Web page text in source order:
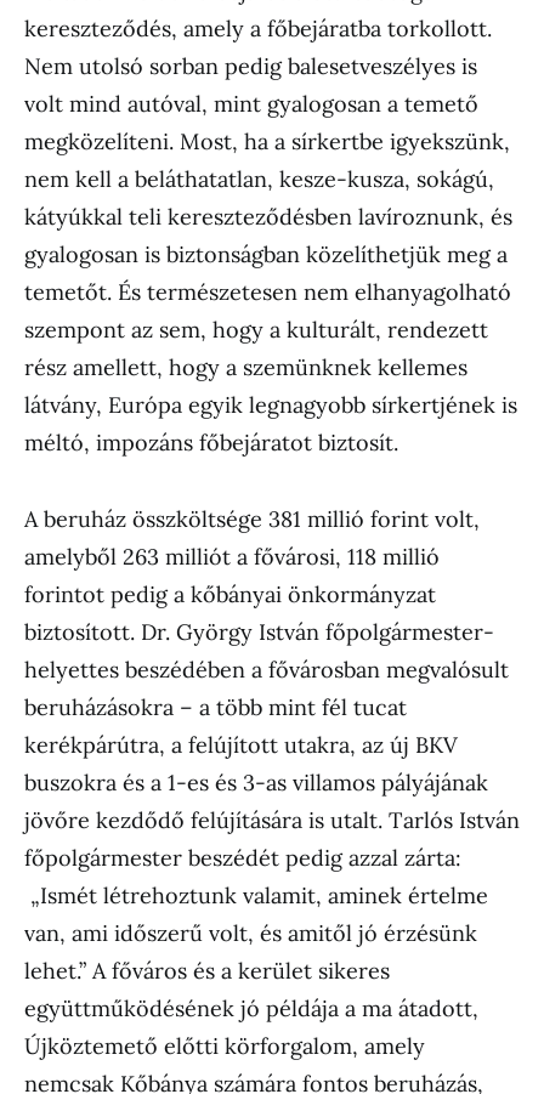
kereszteződés, amely a főbejáratba torkollott.
Nem utolsó sorban pedig balesetveszélyes is
volt mind autóval, mint gyalogosan a temető
megközelíteni. Most, ha a sírkertbe igyekszünk,
nem kell a beláthatatlan, kesze-kusza, sokágú,
kátyúkkal teli kereszteződésben lavíroznunk, és
gyalogosan is biztonságban közelíthetjük meg a
temetőt. És természetesen nem elhanyagolható
szempont az sem, hogy a kulturált, rendezett
rész amellett, hogy a szemünknek kellemes
látvány, Európa egyik legnagyobb sírkertjének is
méltó, impozáns főbejáratot biztosít.
A beruház összköltsége 381 millió forint volt,
amelyből 263 milliót a fővárosi, 118 millió
forintot pedig a kőbányai önkormányzat
biztosított. Dr. György István főpolgármester-
helyettes beszédében a fővárosban megvalósult
beruházásokra – a több mint fél tucat
kerékpárútra, a felújított utakra, az új BKV
buszokra és a 1-es és 3-as villamos pályájának
jövőre kezdődő felújítására is utalt. Tarlós István
főpolgármester beszédét pedig azzal zárta:
„Ismét létrehoztunk valamit, aminek értelme
van, ami időszerű volt, és amitől jó érzésünk
lehet.” A főváros és a kerület sikeres
együttműködésének jó példája a ma átadott,
Újköztemető előtti körforgalom, amely
nemcsak Kőbánya számára fontos beruházás,